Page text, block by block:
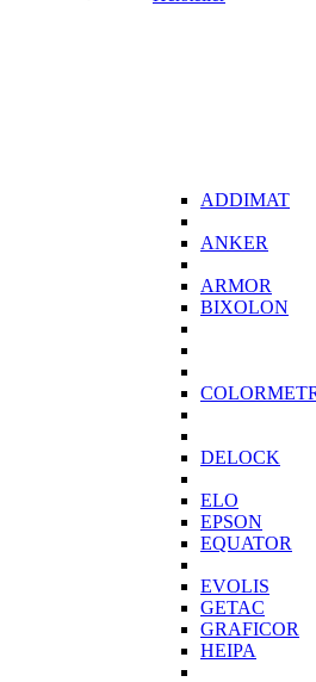
ADDIMAT
ANKER
ARMOR
BIXOLON
DELOCK
ELO
EPSON
EQUATOR
EVOLIS
GETAC
GRAFICOR
HEIPA